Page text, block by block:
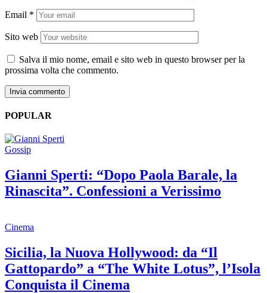
Email *
Sito web
Salva il mio nome, email e sito web in questo browser per la
prossima volta che commento.
POPULAR
Gossip
Gianni Sperti: “Dopo Paola Barale, la
Rinascita”. Confessioni a Verissimo
Cinema
Sicilia, la Nuova Hollywood: da “Il
Gattopardo” a “The White Lotus”, l’Isola
Conquista il Cinema